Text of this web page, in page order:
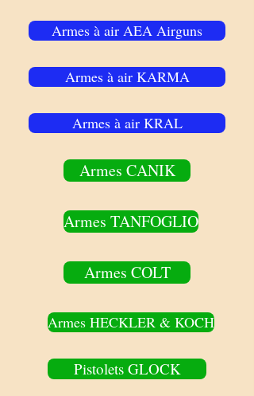
Armes à air AEA Airguns
Armes à air KARMA
Armes à air KRAL
Armes CANIK
Armes TANFOGLIO
Armes COLT
Armes HECKLER & KOCH
Pistolets GLOCK